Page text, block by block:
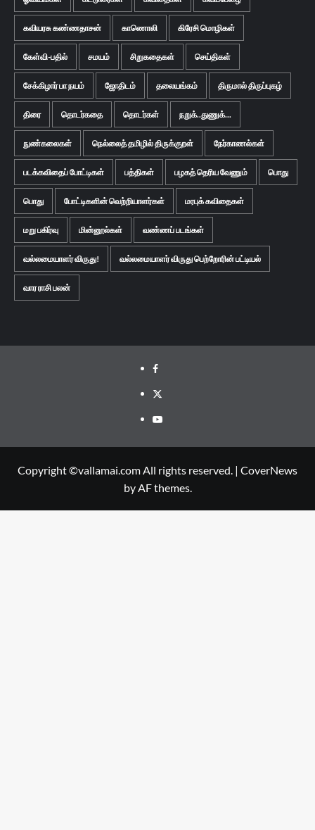
கவியரசு கண்ணதாசன் காணொலி கிரேசி மொழிகள்
கேள்வி-பதில் சமயம் சிறுகதைகள் செய்திகள்
சேக்கிழார் பா நயம் ஜோதிடம் தலையங்கம் திருமால் திருப்புகழ்
திரை தொடர்கதை தொடர்கள் நறுக்..துணுக்...
நுண்கலைகள் நெல்லைத் தமிழில் திருக்குறள் நேர்காணல்கள்
படக்கவிதைப் போட்டிகள் பத்திகள் பழகத் தெரிய வேணும் பொது
பொது போட்டிகளின் வெற்றியாளர்கள் மரபுக் கவிதைகள்
மறு பகிர்வு மின்னூல்கள் வண்ணப் படங்கள்
வல்லமையாளர் விருது! வல்லமையாளர் விருது பெற்றோரின் பட்டியல்
வார ராசி பலன்
Facebook
Twitter
Youtube
Copyright ©vallamai.com All rights reserved. | CoverNews
by AF themes.